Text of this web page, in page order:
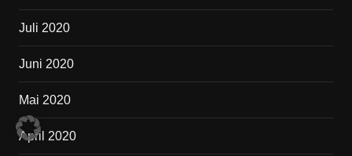
Juli 2020
Juni 2020
Mai 2020
April 2020